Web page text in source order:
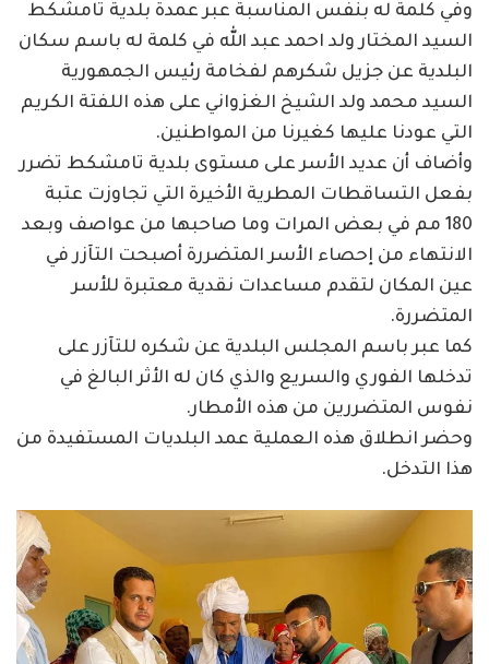
وفي كلمة له بنفس المناسبة عبر عمدة بلدية تامشكط
السيد المختار ولد احمد عبد الله في كلمة له باسم سكان
البلدية عن جزيل شكرهم لفخامة رئيس الجمهورية
السيد محمد ولد الشيخ الغزواني على هذه اللفتة الكريم
التي عودنا عليها كغيرنا من المواطنين.
وأضاف أن عديد الأسر على مستوى بلدية تامشكط تضرر
بفعل التساقطات المطرية الأخيرة التي تجاوزت عتبة
180 مم في بعض المرات وما صاحبها من عواصف وبعد
الانتهاء من إحصاء الأسر المتضررة أصبحت التآزر في
عين المكان لتقدم مساعدات نقدية معتبرة للأسر
المتضررة.
كما عبر باسم المجلس البلدية عن شكره للتآزر على
تدخلها الفوري والسريع والذي كان له الأثر البالغ في
نفوس المتضررين من هذه الأمطار.
وحضر انطلاق هذه العملية عمد البلديات المستفيدة من
هذا التدخل.